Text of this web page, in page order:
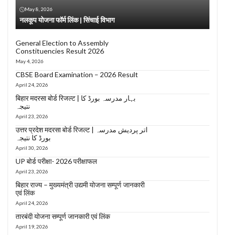
May 8, 2026
नलकूप योजना फॉर्म लिंक | सिंचाई विभाग
General Election to Assembly
Constituencies Result 2026
May 4, 2026
CBSE Board Examination – 2026 Result
April 24, 2026
बिहार मदरसा बोर्ड रिजल्ट | بہار مدرسہ بورڈ کا
نتیجہ
April 23, 2026
उत्तर प्रदेश मदरसा बोर्ड रिजल्ट | اتر پردیش مدرسہ
بورڈ کا نتیجہ
April 30, 2026
UP बोर्ड परीक्षा- 2026 परीक्षाफल
April 23, 2026
बिहार राज्य – मुख्यमंत्री उद्यमी योजना सम्पूर्ण जानकारी
एवं लिंक
April 24, 2026
तारबंदी योजना सम्पूर्ण जानकारी एवं लिंक
April 19, 2026